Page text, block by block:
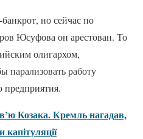
но сейчас по
Юсуфова он арестован. То
олигархом,
парализовать работу
предприятия.
Козака. Кремль нагадав,